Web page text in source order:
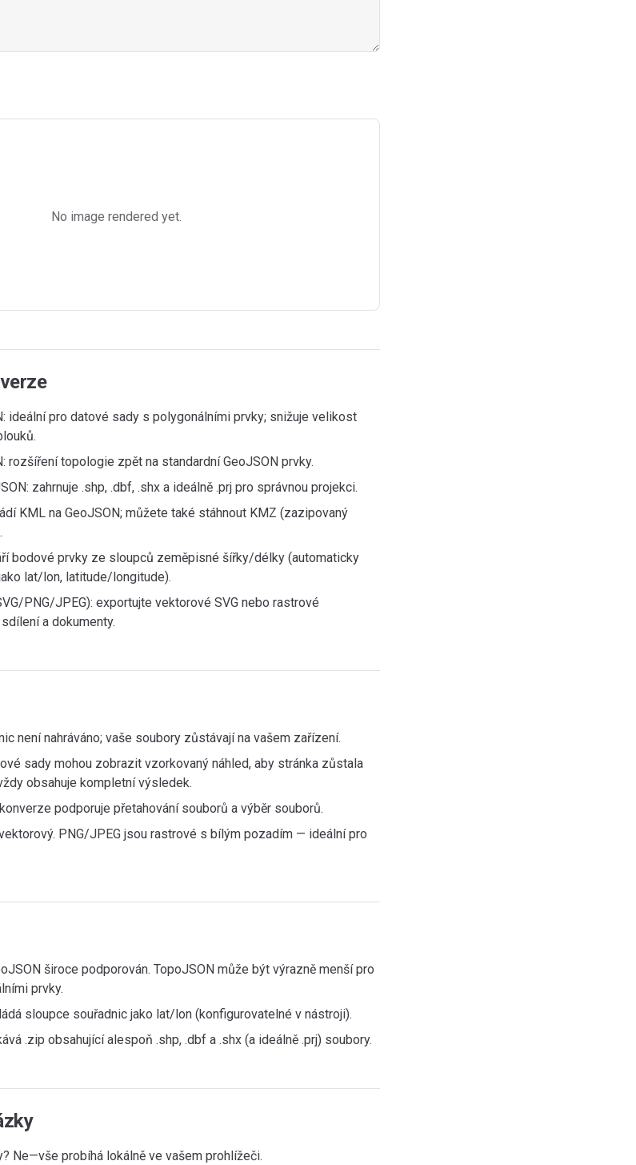
No image rendered yet.
ideální pro datové sady s polygonálními prvky; snižuje velikost
rozšíření topologie zpět na standardní GeoJSON prvky.
zahrnuje .shp, .dbf, .shx a ideálně .prj pro správnou projekci.
KML na GeoJSON; můžete také stáhnout KMZ (zazipovaný
bodové prvky ze sloupců zeměpisné šířky/délky (automaticky
lat/lon, latitude/longitude).
PNG/JPEG): exportujte vektorové SVG nebo rastrové
a dokumenty.
není nahráváno; vaše soubory zůstávají na vašem zařízení.
sady mohou zobrazit vzorkovaný náhled, aby stránka zůstala
obsahuje kompletní výsledek.
podporuje přetahování souborů a výběr souborů.
PNG/JPEG jsou rastrové s bílým pozadím — ideální pro
široce podporován. TopoJSON může být výrazně menší pro
prvky.
sloupce souřadnic jako lat/lon (konfigurovatelné v nástroji).
.zip obsahující alespoň .shp, .dbf a .shx (a ideálně .prj) soubory.
Ne—vše probíhá lokálně ve vašem prohlížeči.